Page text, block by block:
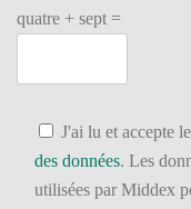
ce
quatre + sept =
J'ai lu et accepte
des données. Les
utilisées par Middex